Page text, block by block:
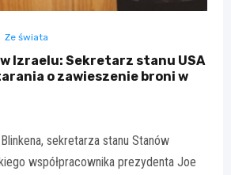
Ze świata
Izraelu: Sekretarz stanu USA
o zawieszenie broni w
sekretarza stanu Stanów
współpracownika prezydenta Joe